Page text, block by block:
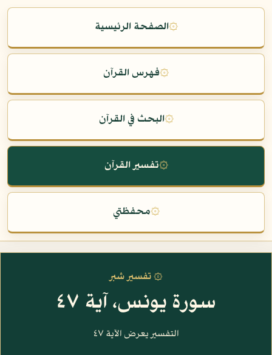
۞الصفحة الرئيسية
۞فهرس القرآن
۞البحث في القرآن
۞تفسير القرآن
۞محفظتي
۞ تفسير شبر
سورة يونس، آية ٤٧
التفسير يعرض الآية ٤٧